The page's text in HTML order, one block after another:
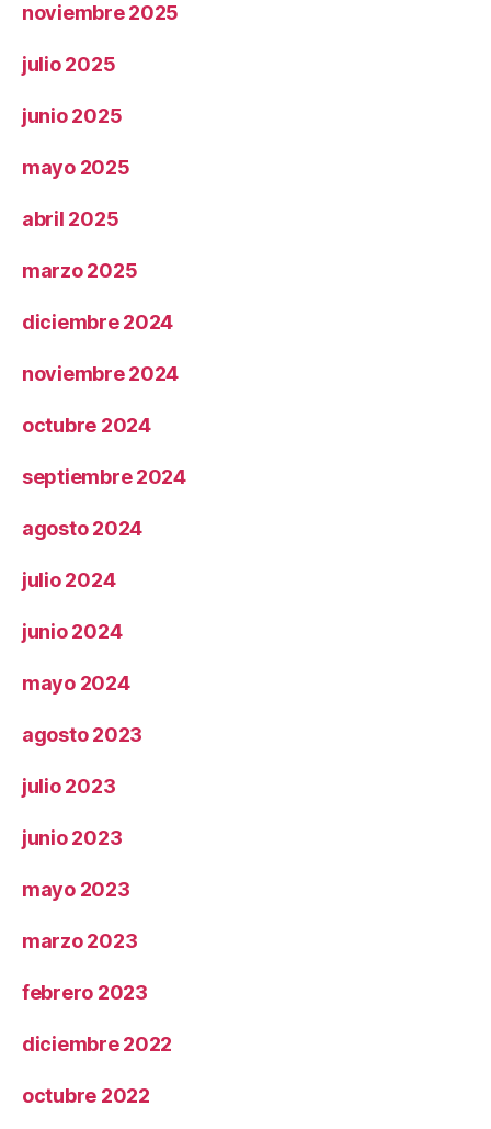
noviembre 2025
julio 2025
junio 2025
mayo 2025
abril 2025
marzo 2025
diciembre 2024
noviembre 2024
octubre 2024
septiembre 2024
agosto 2024
julio 2024
junio 2024
mayo 2024
agosto 2023
julio 2023
junio 2023
mayo 2023
marzo 2023
febrero 2023
diciembre 2022
octubre 2022